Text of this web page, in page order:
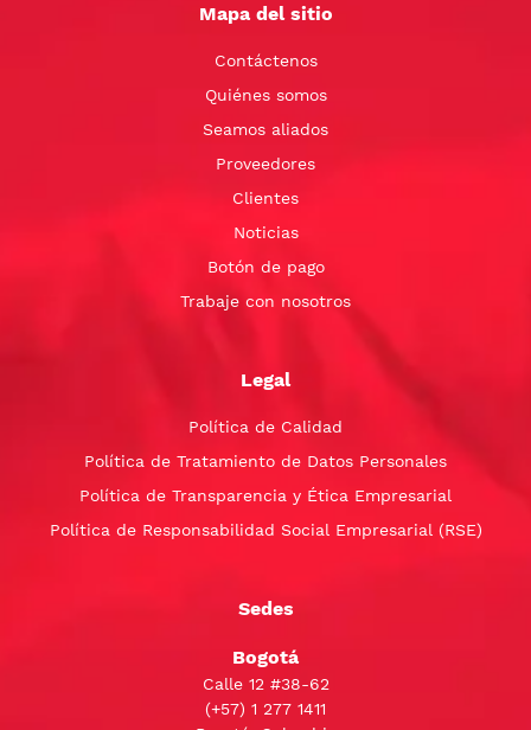
Mapa del sitio
Contáctenos
Quiénes somos
Seamos aliados
Proveedores
Clientes
Noticias
Botón de pago
Trabaje con nosotros
Legal
Política de Calidad
Política de Tratamiento de Datos Personales
Política de Transparencia y Ética Empresarial
Política de Responsabilidad Social Empresarial (RSE)
Sedes
Bogotá
Calle 12 #38-62
(+57) 1 277 1411